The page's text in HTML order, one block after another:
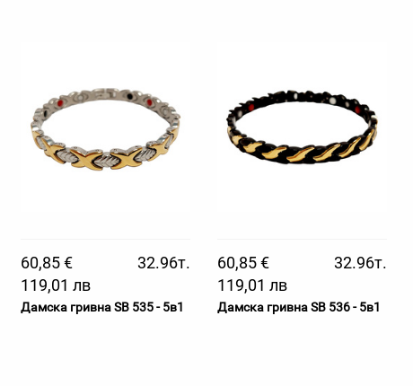
60,85 €
32.96т.
119,01 лв
Дамска гривна SB 535 - 5в1
60,85 €
32.96т.
119,01 лв
Дамска гривна SB 536 - 5в1